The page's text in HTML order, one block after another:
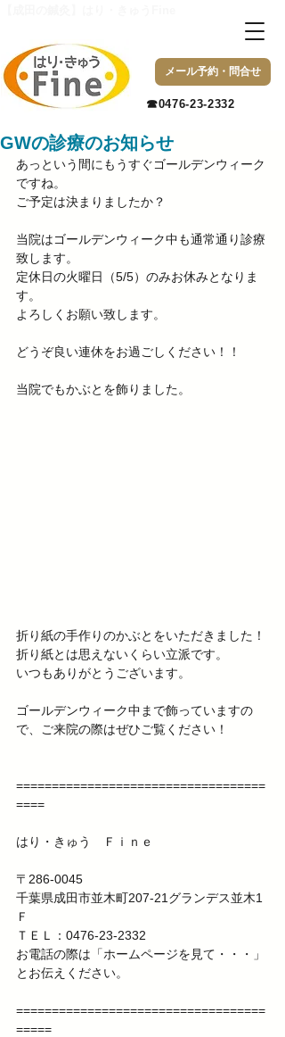
メール予約・問合せ
​☎0476-23-2332
GWの診療のお知らせ
あっという間にもうすぐゴールデンウィーク
ですね。
ご予定は決まりましたか？
当院はゴールデンウィーク中も通常通り診療
致します。
定休日の火曜日（5/5）のみお休みとなりま
す。
よろしくお願い致します。
どうぞ良い連休をお過ごしください！！
当院でもかぶとを飾りました。
折り紙の手作りのかぶとをいただきました！
折り紙とは思えないくらい立派です。
いつもありがとうございます。
ゴールデンウィーク中まで飾っていますの
で、ご来院の際はぜひご覧ください！
===================================
====
はり・きゅう　Ｆｉｎｅ
〒286-0045
千葉県成田市並木町207-21グランデス並木1
Ｆ
ＴＥＬ：0476-23-2332
お電話の際は「ホームページを見て・・・」
とお伝えください。
===================================
=====